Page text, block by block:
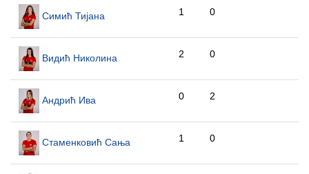
Симић Тијана 1 0
Видић Николина 2 0
Андрић Ива 0 2
Стаменковић Сања 1 0